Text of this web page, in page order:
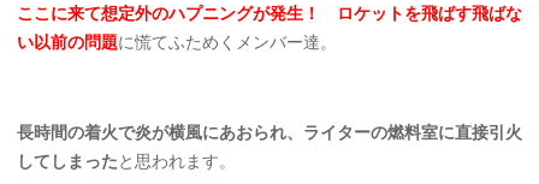
ここに来て想定外のハプニングが発生！ ロケットを飛ばす飛ばな
い以前の問題に慌てふためくメンバー達。
長時間の着火で炎が横風にあおられ、ライターの燃料室に直接引火
してしまったと思われます。